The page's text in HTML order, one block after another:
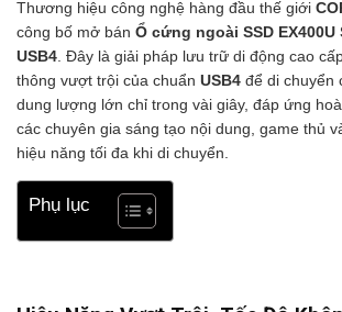
Thương hiệu công nghệ hàng đầu thế giới
công bố mở bán Ổ cứng ngoài SSD EX400U
USB4 . Đây là giải pháp lưu trữ di động cao
thông vượt trội của chuẩn USB4 để di chuyển
dung lượng lớn chỉ trong vài giây, đáp ứng
các chuyên gia sáng tạo nội dung, game thủ
hiệu năng tối đa khi di chuyển.
Phụ lục